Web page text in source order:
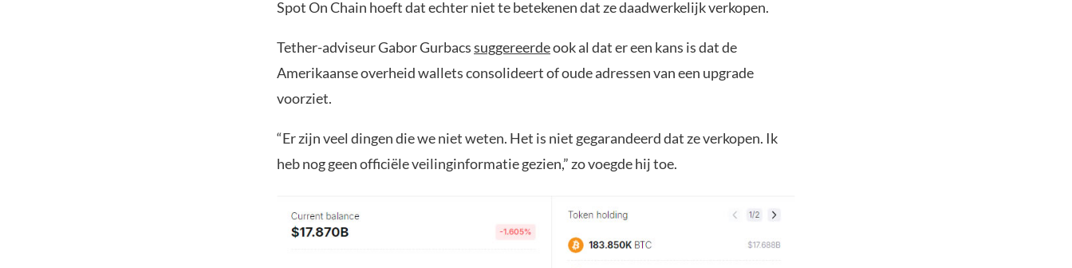
Spot On Chain hoeft dat echter niet te betekenen dat ze daadwerkelijk verkopen.
Tether-adviseur Gabor Gurbacssuggereerdeook al dat er een kans is dat de
Amerikaanse overheid wallets consolideert of oude adressen van een upgrade
voorziet.
“Er zijn veel dingen die we niet weten. Het is niet gegarandeerd dat ze verkopen. Ik
heb nog geen officiële veilinginformatie gezien,” zo voegde hij toe.